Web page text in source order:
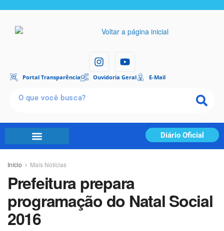
Portal Transparência Ouvidoria Geral E-Mail
Diário Oficial
Início Mais Notícias
Prefeitura prepara
programação do Natal Social
2016